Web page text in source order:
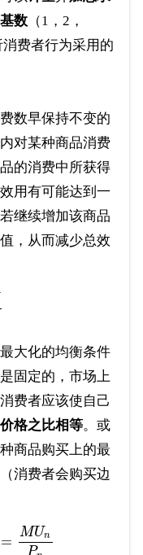
基数（1，2，
费者行为采用的
数早保持不变的
对某种商品消费
的消费中所获得
用有可能达到一
继续增加该商品
，从而减少总效
大化的均衡条件
固定的，市场上
费者应该使自己
格之比相等。或
商品购买上的最
消费者会购买边
=
MUn